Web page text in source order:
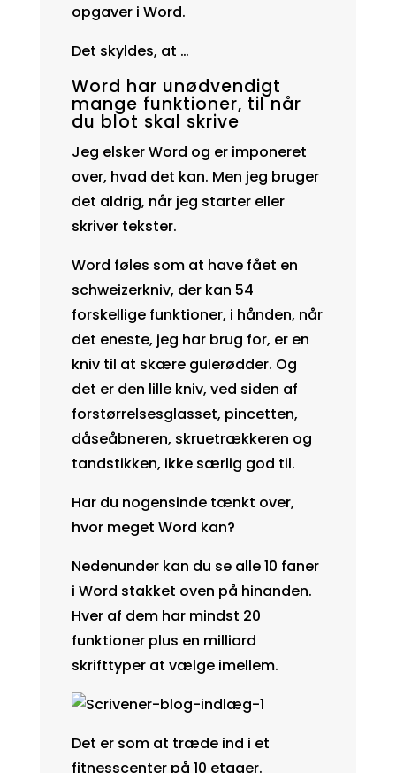
opgaver i Word.
Det skyldes, at …
Word har unødvendigt
mange funktioner, til når
du blot skal skrive
Jeg elsker Word og er imponeret
over, hvad det kan. Men jeg bruger
det aldrig, når jeg starter eller
skriver tekster.
Word føles som at have fået en
schweizerkniv, der kan 54
forskellige funktioner, i hånden, når
det eneste, jeg har brug for, er en
kniv til at skære gulerødder. Og
det er den lille kniv, ved siden af
forstørrelsesglasset, pincetten,
dåseåbneren, skruetrækkeren og
tandstikken, ikke særlig god til.
Har du nogensinde tænkt over,
hvor meget Word kan?
Nedenunder kan du se alle 10 faner
i Word stakket oven på hinanden.
Hver af dem har mindst 20
funktioner plus en milliard
skrifttyper at vælge imellem.
Det er som at træde ind i et
fitnesscenter på 10 etager.